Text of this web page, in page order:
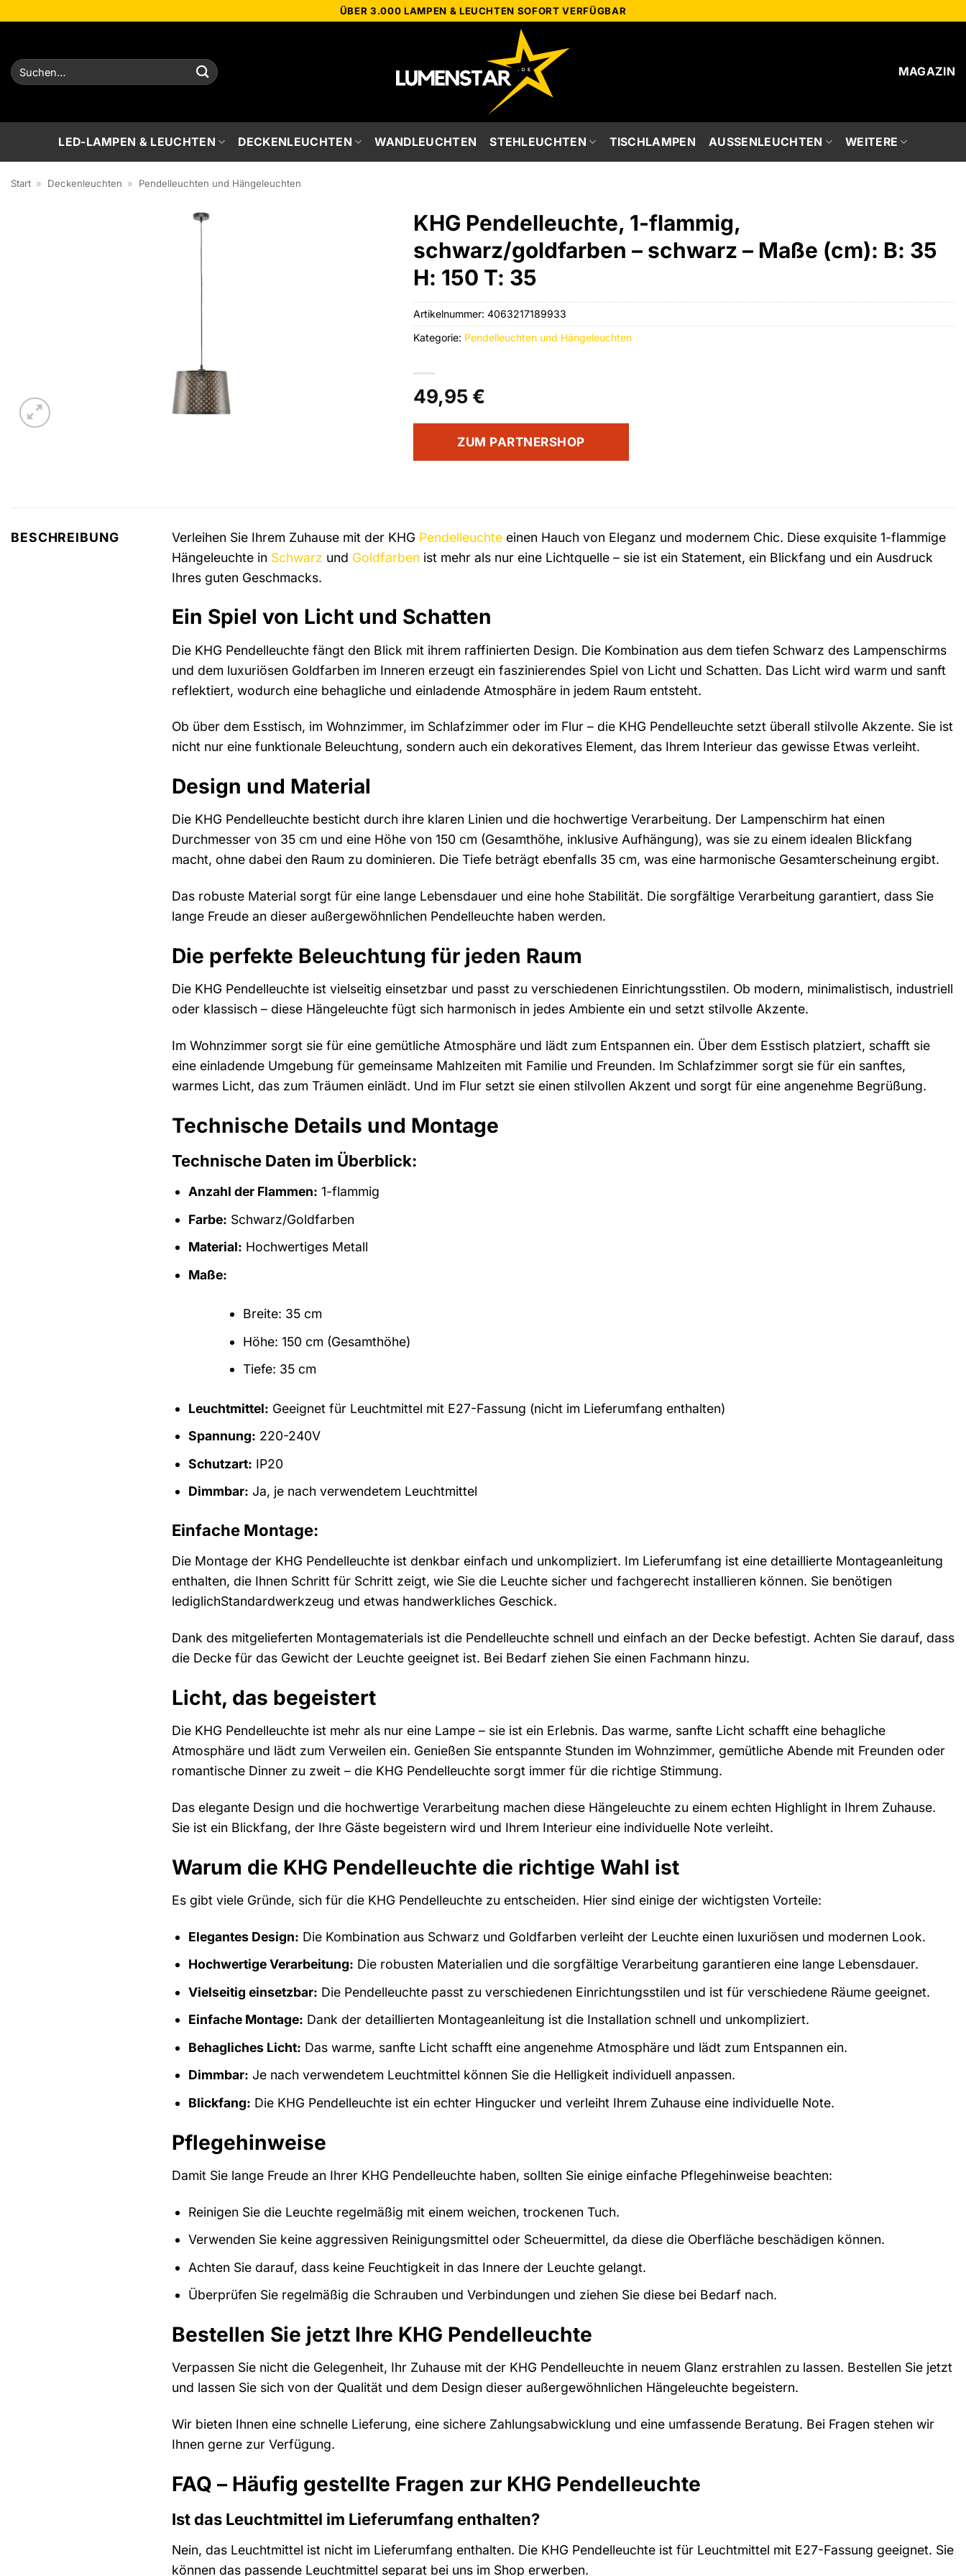
ÜBER 3.000 LAMPEN & LEUCHTEN SOFORT VERFÜGBAR
Suchen
nach:
MAGAZIN
LED-LAMPEN & LEUCHTEN DECKENLEUCHTEN WANDLEUCHTEN STEHLEUCHTEN TISCHLAMPEN AUSSENLEUCHTEN WEITERE
Start » Deckenleuchten » Pendelleuchten und Hängeleuchten
KHG Pendelleuchte, 1-flammig,
schwarz/goldfarben – schwarz – Maße (cm): B: 35
H: 150 T: 35
49,95 €
ZUM PARTNERSHOP
Artikelnummer: 4063217189933
Kategorie: Pendelleuchten und Hängeleuchten
BESCHREIBUNG Verleihen Sie Ihrem Zuhause mit der KHG Pendelleuchte einen Hauch von Eleganz und modernem Chic. Diese exquisite 1-flammige
Hängeleuchte in Schwarz und Goldfarben ist mehr als nur eine Lichtquelle – sie ist ein Statement, ein Blickfang und ein Ausdruck
Ihres guten Geschmacks.
Ein Spiel von Licht und Schatten
Die KHG Pendelleuchte fängt den Blick mit ihrem raffinierten Design. Die Kombination aus dem tiefen Schwarz des Lampenschirms
und dem luxuriösen Goldfarben im Inneren erzeugt ein faszinierendes Spiel von Licht und Schatten. Das Licht wird warm und sanft
reflektiert, wodurch eine behagliche und einladende Atmosphäre in jedem Raum entsteht.
Ob über dem Esstisch, im Wohnzimmer, im Schlafzimmer oder im Flur – die KHG Pendelleuchte setzt überall stilvolle Akzente. Sie ist
nicht nur eine funktionale Beleuchtung, sondern auch ein dekoratives Element, das Ihrem Interieur das gewisse Etwas verleiht.
Design und Material
Die KHG Pendelleuchte besticht durch ihre klaren Linien und die hochwertige Verarbeitung. Der Lampenschirm hat einen
Durchmesser von 35 cm und eine Höhe von 150 cm (Gesamthöhe, inklusive Aufhängung), was sie zu einem idealen Blickfang
macht, ohne dabei den Raum zu dominieren. Die Tiefe beträgt ebenfalls 35 cm, was eine harmonische Gesamterscheinung ergibt.
Das robuste Material sorgt für eine lange Lebensdauer und eine hohe Stabilität. Die sorgfältige Verarbeitung garantiert, dass Sie
lange Freude an dieser außergewöhnlichen Pendelleuchte haben werden.
Die perfekte Beleuchtung für jeden Raum
Die KHG Pendelleuchte ist vielseitig einsetzbar und passt zu verschiedenen Einrichtungsstilen. Ob modern, minimalistisch, industriell
oder klassisch – diese Hängeleuchte fügt sich harmonisch in jedes Ambiente ein und setzt stilvolle Akzente.
Im Wohnzimmer sorgt sie für eine gemütliche Atmosphäre und lädt zum Entspannen ein. Über dem Esstisch platziert, schafft sie
eine einladende Umgebung für gemeinsame Mahlzeiten mit Familie und Freunden. Im Schlafzimmer sorgt sie für ein sanftes,
warmes Licht, das zum Träumen einlädt. Und im Flur setzt sie einen stilvollen Akzent und sorgt für eine angenehme Begrüßung.
Technische Details und Montage
Technische Daten im Überblick:
Anzahl der Flammen: 1-flammig
Farbe: Schwarz/Goldfarben
Material: Hochwertiges Metall
Maße:
Breite: 35 cm
Höhe: 150 cm (Gesamthöhe)
Tiefe: 35 cm
Leuchtmittel: Geeignet für Leuchtmittel mit E27-Fassung (nicht im Lieferumfang enthalten)
Spannung: 220-240V
Schutzart: IP20
Dimmbar: Ja, je nach verwendetem Leuchtmittel
Einfache Montage:
Die Montage der KHG Pendelleuchte ist denkbar einfach und unkompliziert. Im Lieferumfang ist eine detaillierte Montageanleitung
enthalten, die Ihnen Schritt für Schritt zeigt, wie Sie die Leuchte sicher und fachgerecht installieren können. Sie benötigen
lediglichStandardwerkzeug und etwas handwerkliches Geschick.
Dank des mitgelieferten Montagematerials ist die Pendelleuchte schnell und einfach an der Decke befestigt. Achten Sie darauf, dass
die Decke für das Gewicht der Leuchte geeignet ist. Bei Bedarf ziehen Sie einen Fachmann hinzu.
Licht, das begeistert
Die KHG Pendelleuchte ist mehr als nur eine Lampe – sie ist ein Erlebnis. Das warme, sanfte Licht schafft eine behagliche
Atmosphäre und lädt zum Verweilen ein. Genießen Sie entspannte Stunden im Wohnzimmer, gemütliche Abende mit Freunden oder
romantische Dinner zu zweit – die KHG Pendelleuchte sorgt immer für die richtige Stimmung.
Das elegante Design und die hochwertige Verarbeitung machen diese Hängeleuchte zu einem echten Highlight in Ihrem Zuhause.
Sie ist ein Blickfang, der Ihre Gäste begeistern wird und Ihrem Interieur eine individuelle Note verleiht.
Warum die KHG Pendelleuchte die richtige Wahl ist
Es gibt viele Gründe, sich für die KHG Pendelleuchte zu entscheiden. Hier sind einige der wichtigsten Vorteile:
Elegantes Design: Die Kombination aus Schwarz und Goldfarben verleiht der Leuchte einen luxuriösen und modernen Look.
Hochwertige Verarbeitung: Die robusten Materialien und die sorgfältige Verarbeitung garantieren eine lange Lebensdauer.
Vielseitig einsetzbar: Die Pendelleuchte passt zu verschiedenen Einrichtungsstilen und ist für verschiedene Räume geeignet.
Einfache Montage: Dank der detaillierten Montageanleitung ist die Installation schnell und unkompliziert.
Behagliches Licht: Das warme, sanfte Licht schafft eine angenehme Atmosphäre und lädt zum Entspannen ein.
Dimmbar: Je nach verwendetem Leuchtmittel können Sie die Helligkeit individuell anpassen.
Blickfang: Die KHG Pendelleuchte ist ein echter Hingucker und verleiht Ihrem Zuhause eine individuelle Note.
Pflegehinweise
Damit Sie lange Freude an Ihrer KHG Pendelleuchte haben, sollten Sie einige einfache Pflegehinweise beachten:
Reinigen Sie die Leuchte regelmäßig mit einem weichen, trockenen Tuch.
Verwenden Sie keine aggressiven Reinigungsmittel oder Scheuermittel, da diese die Oberfläche beschädigen können.
Achten Sie darauf, dass keine Feuchtigkeit in das Innere der Leuchte gelangt.
Überprüfen Sie regelmäßig die Schrauben und Verbindungen und ziehen Sie diese bei Bedarf nach.
Bestellen Sie jetzt Ihre KHG Pendelleuchte
Verpassen Sie nicht die Gelegenheit, Ihr Zuhause mit der KHG Pendelleuchte in neuem Glanz erstrahlen zu lassen. Bestellen Sie jetzt
und lassen Sie sich von der Qualität und dem Design dieser außergewöhnlichen Hängeleuchte begeistern.
Wir bieten Ihnen eine schnelle Lieferung, eine sichere Zahlungsabwicklung und eine umfassende Beratung. Bei Fragen stehen wir
Ihnen gerne zur Verfügung.
FAQ – Häufig gestellte Fragen zur KHG Pendelleuchte
Ist das Leuchtmittel im Lieferumfang enthalten?
Nein, das Leuchtmittel ist nicht im Lieferumfang enthalten. Die KHG Pendelleuchte ist für Leuchtmittel mit E27-Fassung geeignet. Sie
können das passende Leuchtmittel separat bei uns im Shop erwerben.